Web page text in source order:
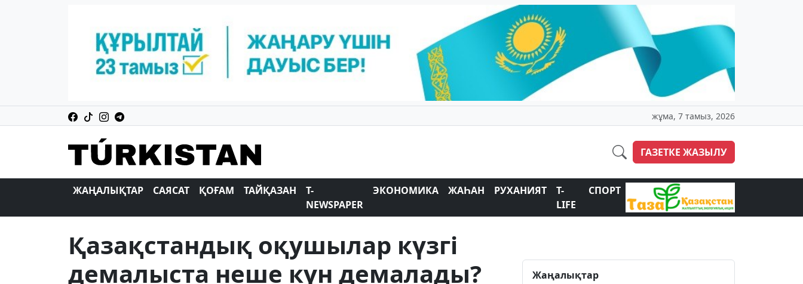
жұма, 7 тамыз, 2026
ГАЗЕТКЕ ЖАЗЫЛУ
ЖАҢАЛЫҚТАР САЯСАТ ҚОҒАМ ТАЙҚАЗАН
T-
NEWSPAPER
ЭКОНОМИКА ЖАҺАН РУХАНИЯТ
T-
LIFE
СПОРТ
Қазақстандық оқушылар күзгі
демалыста неше күн демалады?
Жаңалықтар